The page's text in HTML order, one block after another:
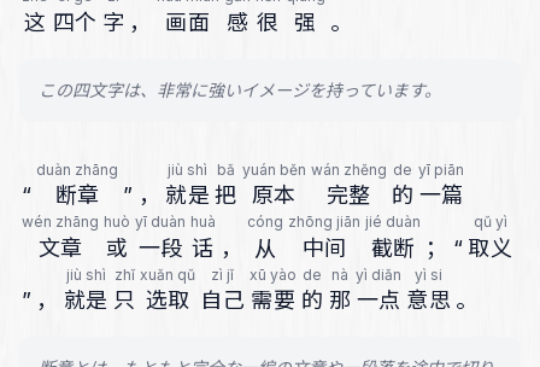
这 四个 字 ， 画面 感 很 强 。
この四文字は、非常に強いイメージを持っています。
“
duàn zhāng
断章 ” ，
jiù shì
就是
bǎ
把
yuán běn
原本
wán zhěng
完整
de
的
yī piān
一篇
wén zhāng
文章
huò
或
yī duàn
一段
huà
话 ，
cóng
从
zhōng jiān
中间
jié duàn
截断 ； “
qǔ yì
取义
” ，
jiù shì
就是
zhǐ
只
xuǎn qǔ
选取
zì jǐ
自己
xū yào
需要
de
的
nà
那
yì diǎn
一点
yì si
意思 。